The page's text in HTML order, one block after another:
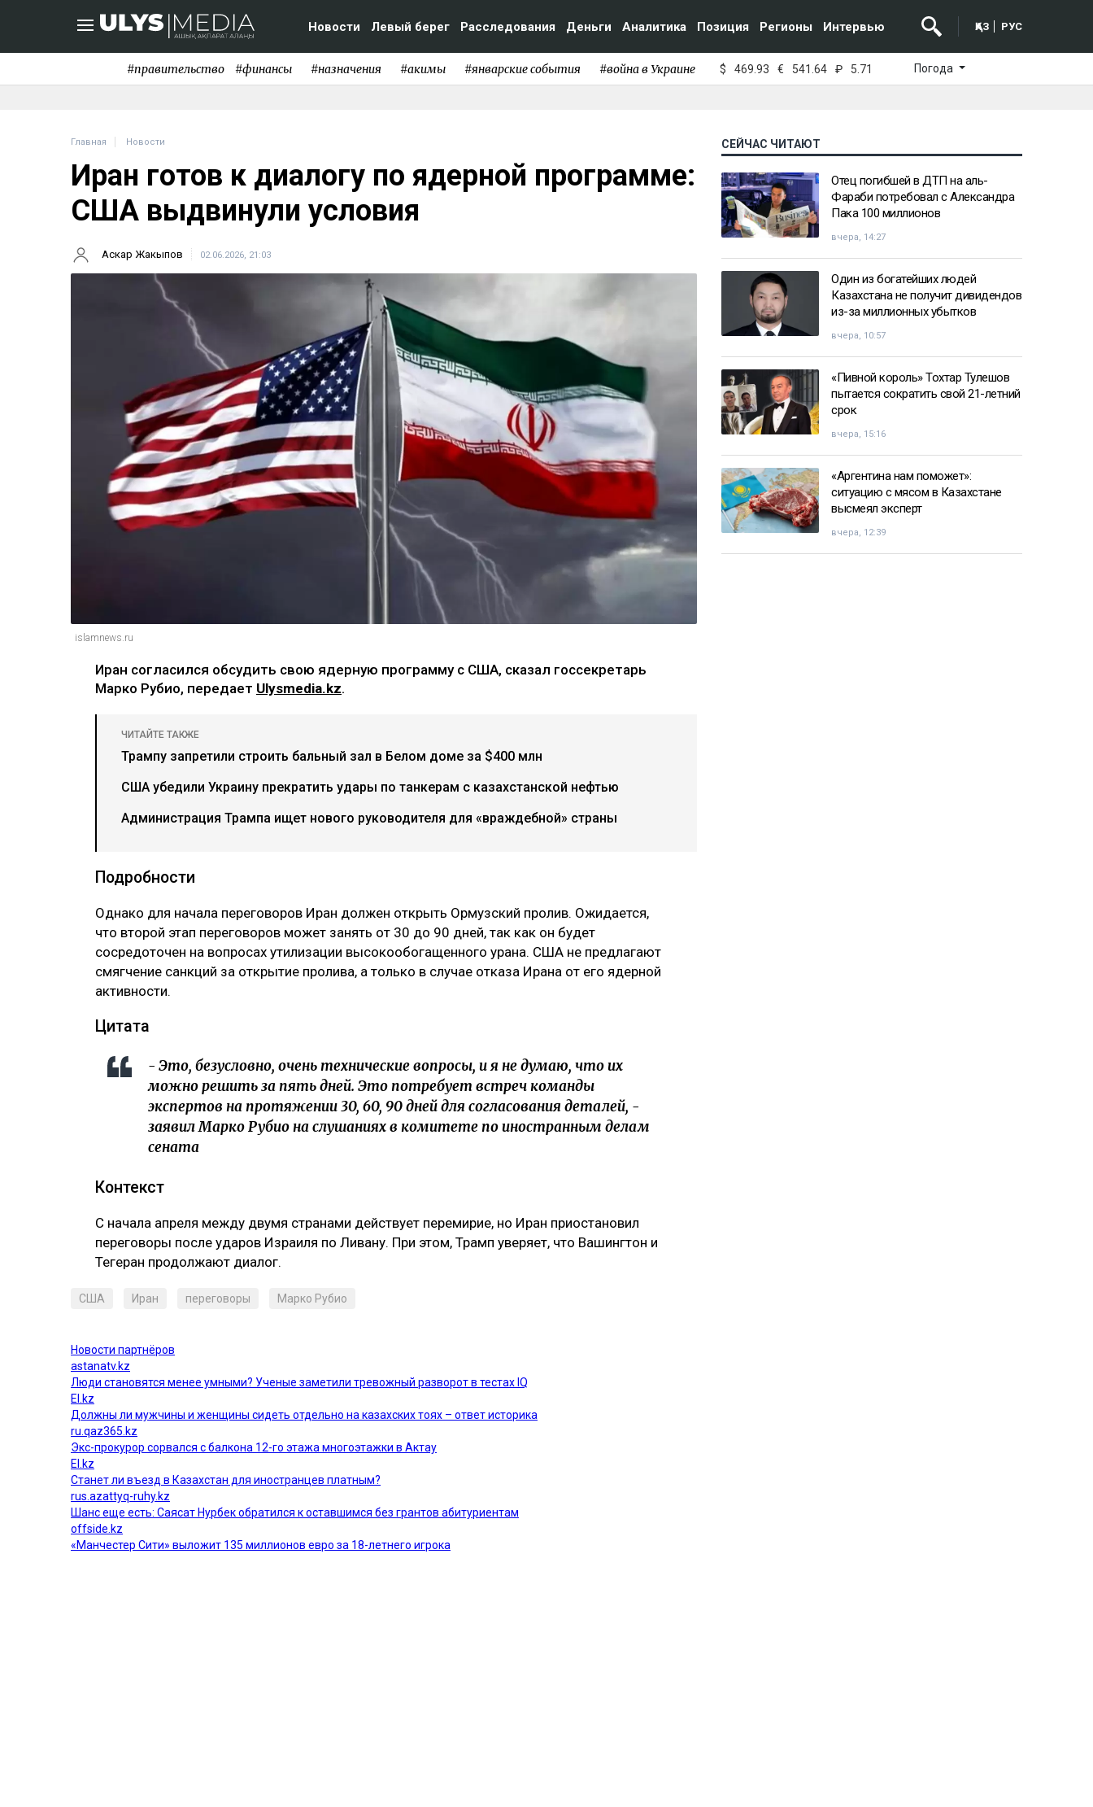
Новости Левый берег Расследования Деньги Аналитика Позиция Регионы Интервью ҚАЗ РУС
#правительство #финансы #назначения #акимы #январские события #война в Украине $ 469.93 € 541.64 ₽ 5.71 Погода
Главная Новости
Иран готов к диалогу по ядерной программе:
США выдвинули условия
Аскар Жакыпов 02.06.2026, 21:03
islamnews.ru
Иран согласился обсудить свою ядерную программу с США, сказал госсекретарь
Марко Рубио, передает Ulysmedia.kz.
ЧИТАЙТЕ ТАКЖЕ
Трампу запретили строить бальный зал в Белом доме за $400 млн
США убедили Украину прекратить удары по танкерам с казахстанской нефтью
Администрация Трампа ищет нового руководителя для «враждебной» страны
Подробности
Однако для начала переговоров Иран должен открыть Ормузский пролив. Ожидается,
что второй этап переговоров может занять от 30 до 90 дней, так как он будет
сосредоточен на вопросах утилизации высокообогащенного урана. США не предлагают
смягчение санкций за открытие пролива, а только в случае отказа Ирана от его ядерной
активности.
Цитата
- Это, безусловно, очень технические вопросы, и я не думаю, что их
можно решить за пять дней. Это потребует встреч команды
экспертов на протяжении 30, 60, 90 дней для согласования деталей, -
заявил Марко Рубио на слушаниях в комитете по иностранным делам
сената
Контекст
С начала апреля между двумя странами действует перемирие, но Иран приостановил
переговоры после ударов Израиля по Ливану. При этом, Трамп уверяет, что Вашингтон и
Тегеран продолжают диалог.
США Иран переговоры Марко Рубио
СЕЙЧАС ЧИТАЮТ
Отец погибшей в ДТП на аль-
Фараби потребовал с Александра
Пака 100 миллионов
вчера, 14:27
Один из богатейших людей
Казахстана не получит дивидендов
из-за миллионных убытков
вчера, 10:57
«Пивной король» Тохтар Тулешов
пытается сократить свой 21-летний
срок
вчера, 15:16
«Аргентина нам поможет»:
ситуацию с мясом в Казахстане
высмеял эксперт
вчера, 12:39